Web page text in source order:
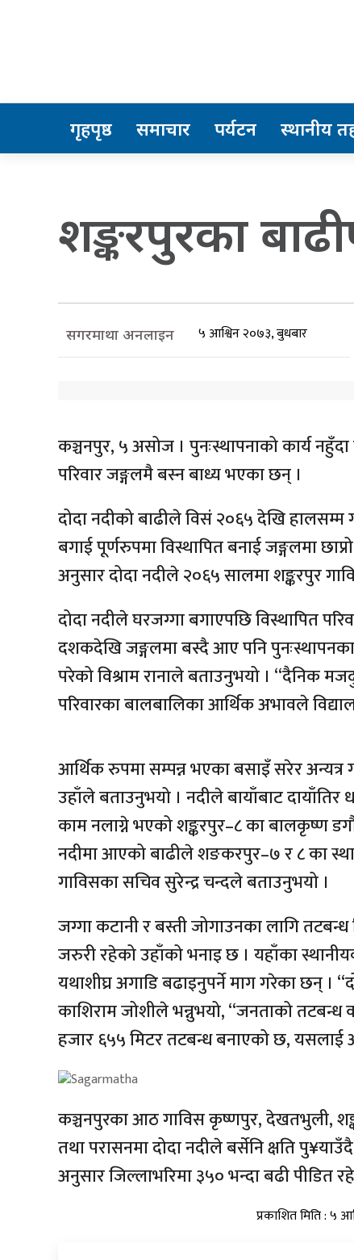
गृहपृष्ठ समाचार पर्यटन स्थानीय
शङ्करपुरका
सगरमाथा अनलाइन ५ आश्विन २०७३, बुधबार
कञ्चनपुर, ५ असोज । पुनःस्थापनाको कार्य
परिवार जङ्गलमै बस्न बाध्य भएका छन् ।
दोदा नदीको बाढीले विसं २०६५ देखि हालसम्म
बगाई पूर्णरुपमा विस्थापित बनाई जङ्गलमा
अनुसार दोदा नदीले २०६५ सालमा शङ्करपुर
दोदा नदीले घरजग्गा बगाएपछि विस्थापित
दशकदेखि जङ्गलमा बस्दै आए पनि
परेको विश्राम रानाले बताउनुभयो । “दैनिक
परिवारका बालबालिका आर्थिक अभावले
आर्थिक रुपमा सम्पन्न भएका बसाइँ सरेर
उहाँले बताउनुभयो । नदीले बायाँबाट दायाँतिर
काम नलाग्ने भएको शङ्करपुर–८ का बालकृष्ण
नदीमा आएको बाढीले शङकरपुर–७ र ८ का
गाविसका सचिव सुरेन्द्र चन्दले बताउनुभयो ।
जग्गा कटानी र बस्ती जोगाउनका लागि
जरुरी रहेको उहाँको भनाइ छ । यहाँका
यथाशीघ्र अगाडि बढाइनुपर्ने माग गरेका छन् ।
काशिराम जोशीले भन्नुभयो, “जनताको तटबन्ध
हजार ६५५ मिटर तटबन्ध बनाएको छ, यसलाई
कञ्चनपुरका आठ गाविस कृष्णपुर, देखतभुली,
तथा परासनमा दोदा नदीले बर्सेनि क्षति
अनुसार जिल्लाभरिमा ३५० भन्दा बढी पीडित
प्रकाशित मिति : ५